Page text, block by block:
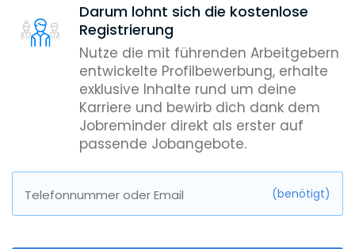
Darum lohnt sich die kostenlose
Registrierung
Nutze die mit führenden Arbeitgebern
entwickelte Profilbewerbung, erhalte
exklusive Inhalte rund um deine
Karriere und bewirb dich dank dem
Jobreminder direkt als erster auf
passende Jobangebote.
Telefonnummer oder Email (benötigt)